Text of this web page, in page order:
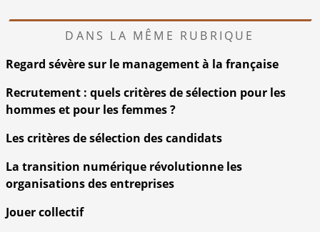
DANS LA MÊME RUBRIQUE
Regard sévère sur le management à la française
Recrutement : quels critères de sélection pour les
hommes et pour les femmes ?
Les critères de sélection des candidats
La transition numérique révolutionne les
organisations des entreprises
Jouer collectif